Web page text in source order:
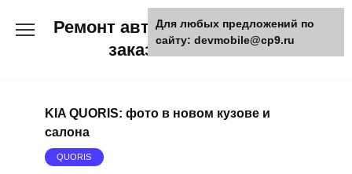
Ремонт авто и мото техники,
заказ запчастей
KIA QUORIS: фото в новом кузове и
салона
QUORIS
Для любых предложений по
сайту: devmobile@cp9.ru